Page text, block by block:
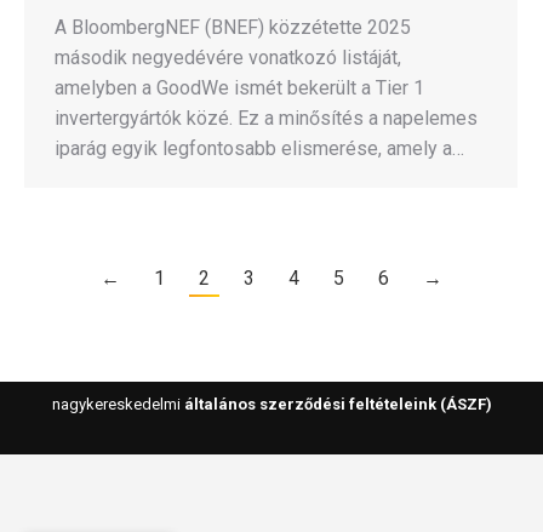
A BloombergNEF (BNEF) közzétette 2025
második negyedévére vonatkozó listáját,
amelyben a GoodWe ismét bekerült a Tier 1
invertergyártók közé. Ez a minősítés a napelemes
iparág egyik legfontosabb elismerése, amely a…
← 1 2 3 4 5 6 →
nagykereskedelmi általános szerződési feltételeink (ÁSZF)